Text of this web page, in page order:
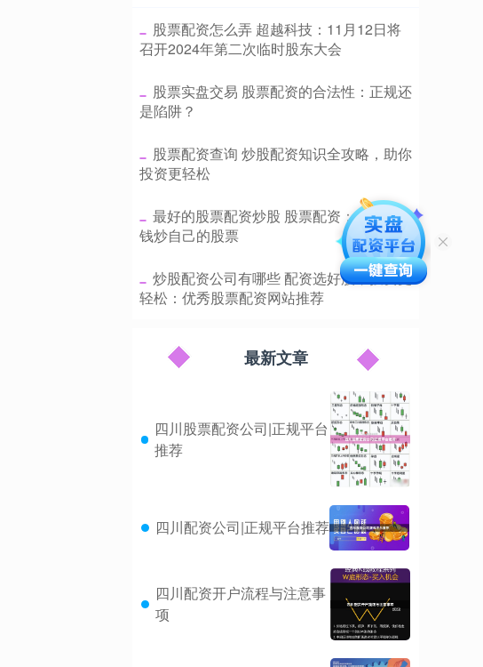
​股票配资怎么弄 超越科技：11月12日将
召开2024年第二次临时股东大会
​股票实盘交易 股票配资的合法性：正规还
是陷阱？
​股票配资查询 炒股配资知识全攻略，助你
投资更轻松
​最好的股票配资炒股 股票配资：用别人的
钱炒自己的股票
​炒股配资公司有哪些 配资选好股，投资更
轻松：优秀股票配资网站推荐
最新文章
四川股票配资公司|正规平台
推荐
四川配资公司|正规平台推荐
四川配资开户流程与注意事
项